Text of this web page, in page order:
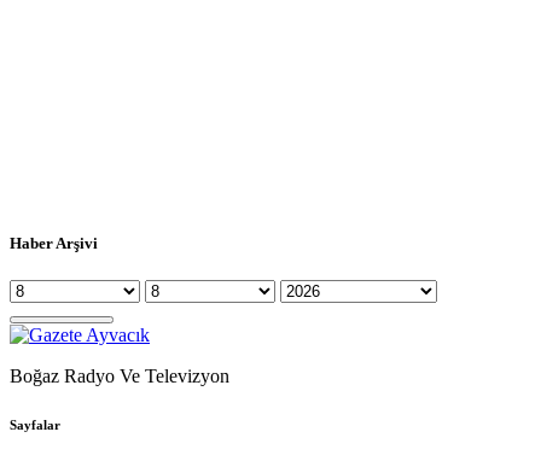
Haber Arşivi
Boğaz Radyo Ve Televizyon
Sayfalar